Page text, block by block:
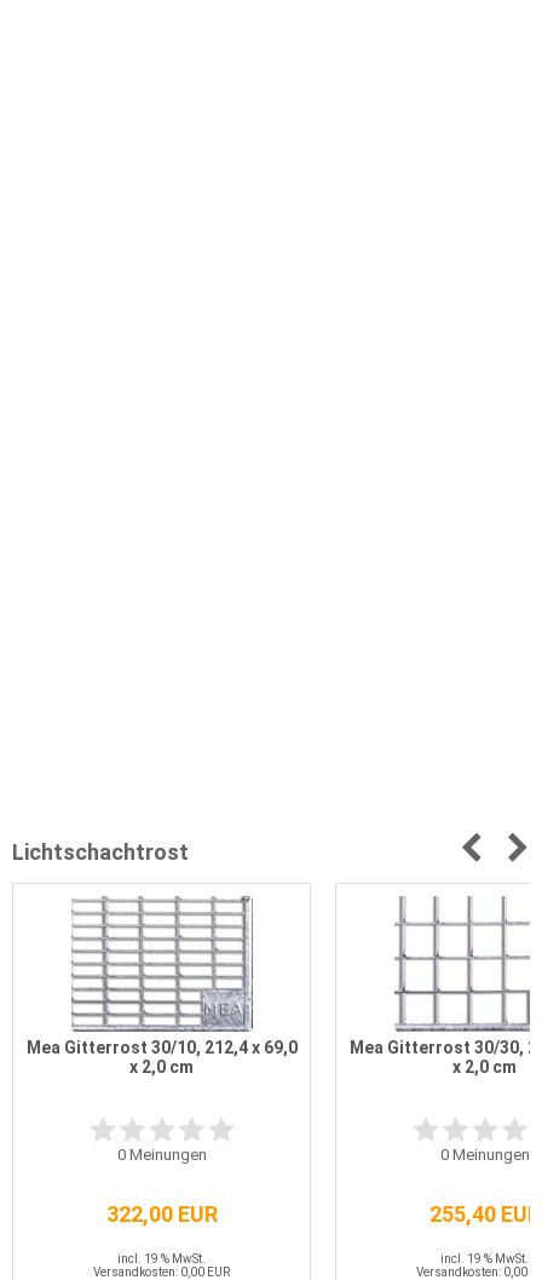
Lichtschachtrost
Mea Gitterrost 30/10, 212,4 x 69,0
x 2,0 cm
0Meinungen
322,00 EUR
incl. 19 % MwSt.
Versandkosten: 0,00 EUR
Mea Gitterrost 30/30,
x 2,0 cm
0Meinungen
255,40 EUR
incl. 19 % MwSt.
Versandkosten: 0,00